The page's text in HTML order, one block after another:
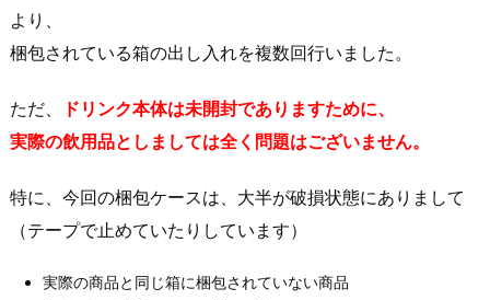
より、
梱包されている箱の出し入れを複数回行いました。
ただ、
ドリンク本体は未開封でありますために、
実際の飲用品としましては全く問題はございません。
特に、今回の梱包ケースは、大半が破損状態にありまして
（テープで止めていたりしています）
実際の商品と同じ箱に梱包されていない商品